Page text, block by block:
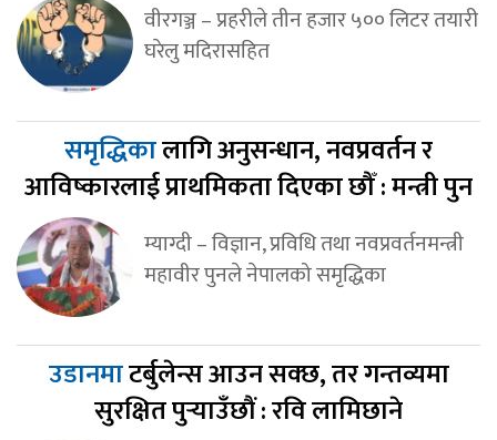
वीरगञ्ज – प्रहरीले तीन हजार ५०० लिटर तयारी
घरेलु मदिरासहित
समृद्धिकालागि अनुसन्धान, नवप्रवर्तन र
आविष्कारलाई प्राथमिकता दिएका छौँ : मन्त्री पुन
म्याग्दी – विज्ञान, प्रविधि तथा नवप्रवर्तनमन्त्री
महावीर पुनले नेपालको समृद्धिका
उडानमाटर्बुलेन्स आउन सक्छ, तर गन्तव्यमा
सुरक्षित पुर्‍याउँछौं : रवि लामिछाने